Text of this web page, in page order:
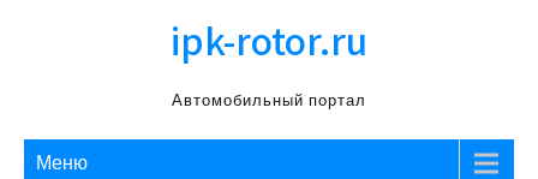
ipk-rotor.ru
Автомобильный портал
Меню